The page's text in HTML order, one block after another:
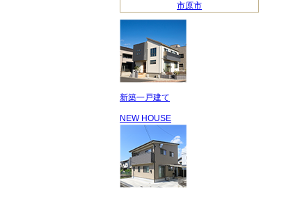
市原市
新築一戸建て
NEW HOUSE